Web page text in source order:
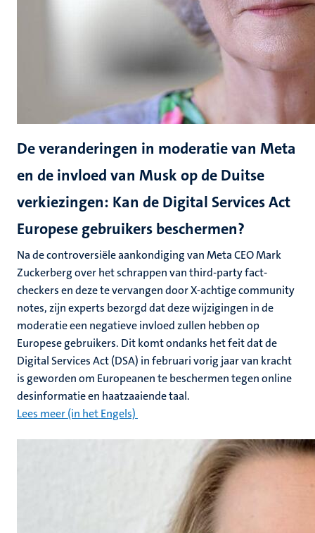
De veranderingen in moderatie van Meta
en de invloed van Musk op de Duitse
verkiezingen: Kan de Digital Services Act
Europese gebruikers beschermen?
Na de controversiële aankondiging van Meta CEO Mark
Zuckerberg over het schrappen van third-party fact-
checkers en deze te vervangen door X-achtige community
notes, zijn experts bezorgd dat deze wijzigingen in de
moderatie een negatieve invloed zullen hebben op
Europese gebruikers. Dit komt ondanks het feit dat de
Digital Services Act (DSA) in februari vorig jaar van kracht
is geworden om Europeanen te beschermen tegen online
desinformatie en haatzaaiende taal.
Lees meer (in het Engels)